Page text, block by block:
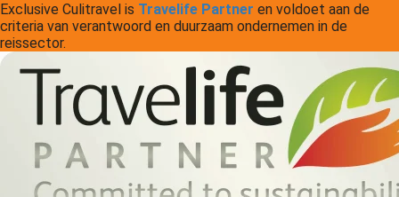
Exclusive Culitravel is Travelife Partner en voldoet aan de
criteria van verantwoord en duurzaam ondernemen in de
reissector.